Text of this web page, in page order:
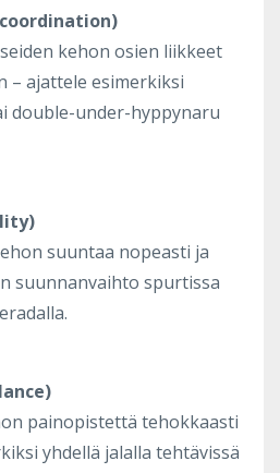
kehon osien liikkeet
– ajattele esimerkiksi
double-under-hyppynaru
suuntaa nopeasti ja
suunnanvaihto spurtissa
painopistettä tehokkaasti
yhdellä jalalla tehtävissä